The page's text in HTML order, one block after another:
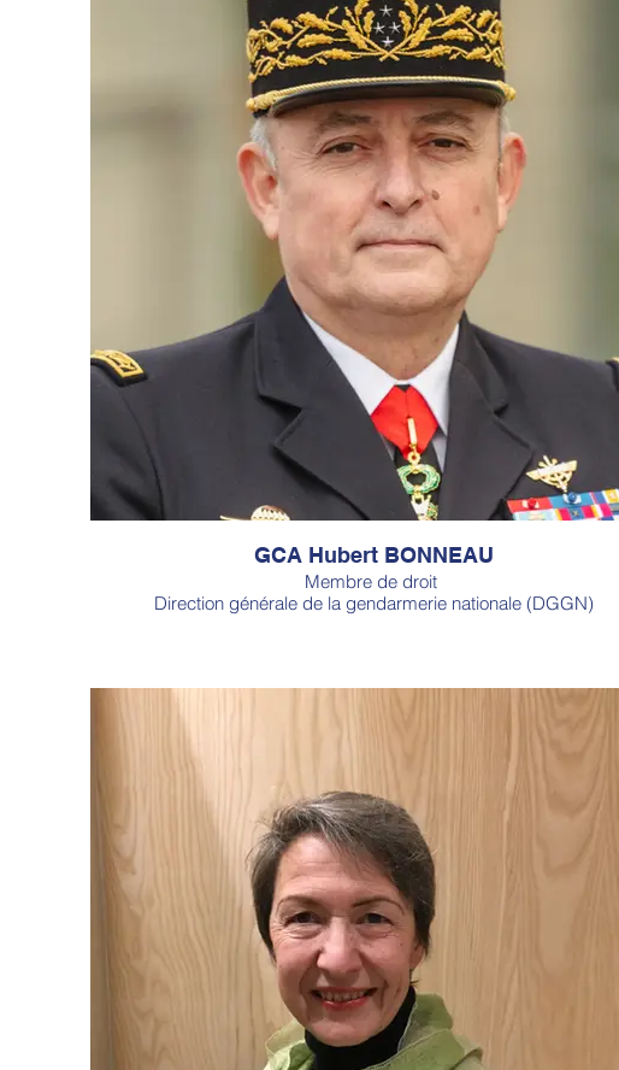
GCA Hubert BONNEAU
Membre de droit
Direction générale de la gendarmerie nationale (DGGN)